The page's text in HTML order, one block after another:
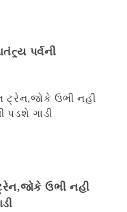
પર્વની
ઉભી નહી